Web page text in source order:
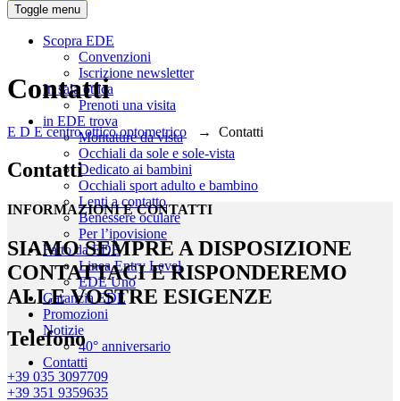
Toggle menu
Scopra EDE
Convenzioni
Iscrizione newsletter
In sala ottica
Prenoti una visita
in EDE trova
Montature da vista
Occhiali da sole e sole-vista
Dedicato ai bambini
Occhiali sport adulto e bambino
Lenti a contatto
Benessere oculare
Per l’ipovisione
Fatto da EDE
Linea Entry Level
EDE Uno
Garanzia EDE
Promozioni
Notizie
40° anniversario
Contatti
Contatti
E D E centro ottico optometrico → Contatti
Contatti
INFORMAZIONI E CONTATTI
SIAMO SEMPRE A DISPOSIZIONE
CONTATTACI E RISPONDEREMO
ALLE VOSTRE ESIGENZE
Telefono
+39 035 3097709
+39 351 9359635